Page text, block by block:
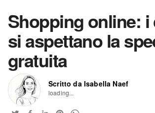
Shopping online: i
si aspettano la
gratuita
Scritto da Isabella Naef
loading...